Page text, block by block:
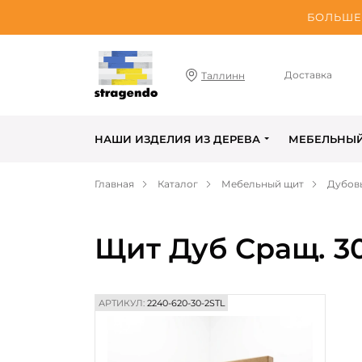
БОЛЬШЕ
Таллинн Доставка
НАШИ ИЗДЕЛИЯ ИЗ ДЕРЕВА
Главная Каталог Мебельный щит
Щит Дуб Сращ.
АРТИКУЛ: 2240-620-30-2STL